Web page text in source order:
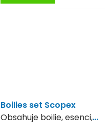
Boilies set Scopex
Obsahuje boilie, esenci,